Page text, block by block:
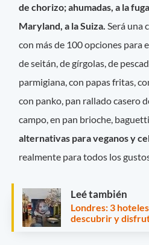
de chorizo; ahumadas, a la
Maryland, a la Suiza. Será una
con más de 100 opciones para
de seitán, de gírgolas, de
parmigiana, con papas fritas,
con panko, pan rallado casero
campo, en pan brioche,
alternativas para veganos y
realmente para todos los
Leé también
Londres: 3
descubrir y